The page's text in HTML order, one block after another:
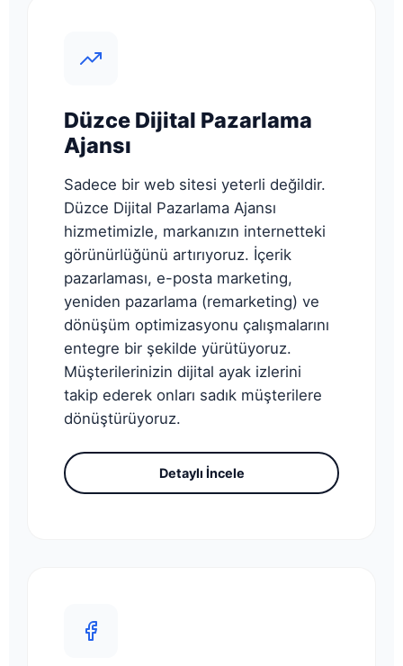
Düzce Dijital Pazarlama
Ajansı
Sadece bir web sitesi yeterli değildir.
Düzce Dijital Pazarlama Ajansı
hizmetimizle, markanızın internetteki
görünürlüğünü artırıyoruz. İçerik
pazarlaması, e-posta marketing,
yeniden pazarlama (remarketing) ve
dönüşüm optimizasyonu çalışmalarını
entegre bir şekilde yürütüyoruz.
Müşterilerinizin dijital ayak izlerini
takip ederek onları sadık müşterilere
dönüştürüyoruz.
Detaylı İncele